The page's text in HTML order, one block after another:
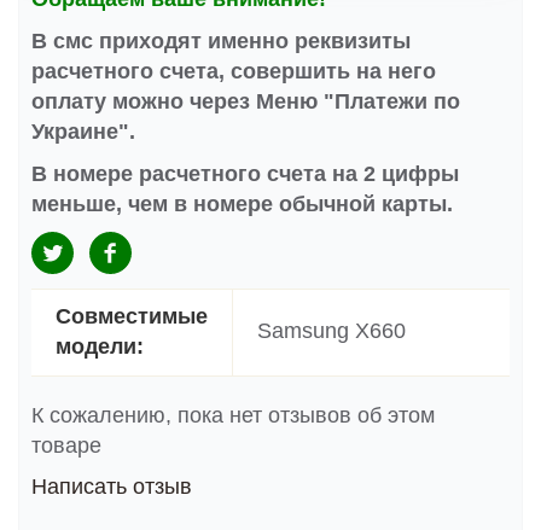
В смс приходят именно реквизиты
расчетного счета, совершить на него
оплату можно через Меню "Платежи по
Украине".
В номере расчетного счета на 2 цифры
меньше, чем в номере обычной карты.
Совместимые
модели:
Samsung X660
К сожалению, пока нет отзывов об этом
товаре
Написать отзыв